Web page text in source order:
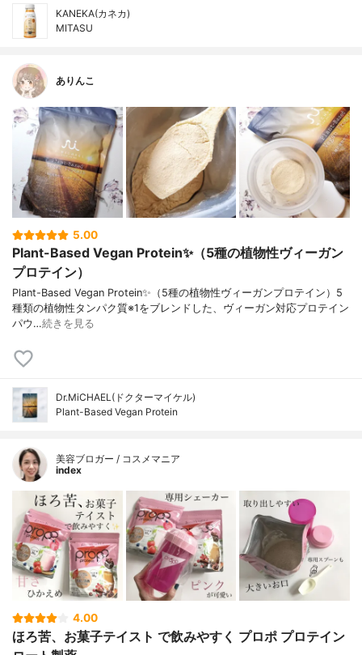
KANEKA(カネカ)
MITASU
ありんこ
5.00
Plant-Based Vegan Protein✨（5種の植物性ヴィーガン
プロテイン）
Plant-Based Vegan Protein✨（5種の植物性ヴィーガンプロテイン）5
種類の植物性タンパク質※1をブレンドした、ヴィーガン対応プロテイン
パウ…続きを見る
Dr.MiCHAEL(ドクターマイケル)
Plant-Based Vegan Protein
美容ブロガー / コスメマニア
index
4.00
ほろ苦、お菓子テイスト で飲みやすく プロポ プロテイン